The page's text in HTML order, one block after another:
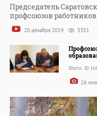
Председатель
профсоюзов работников
20 декабря 2019 5351
Фото: © ИА
26